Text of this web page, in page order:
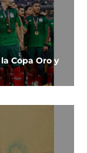
Copa Oro y